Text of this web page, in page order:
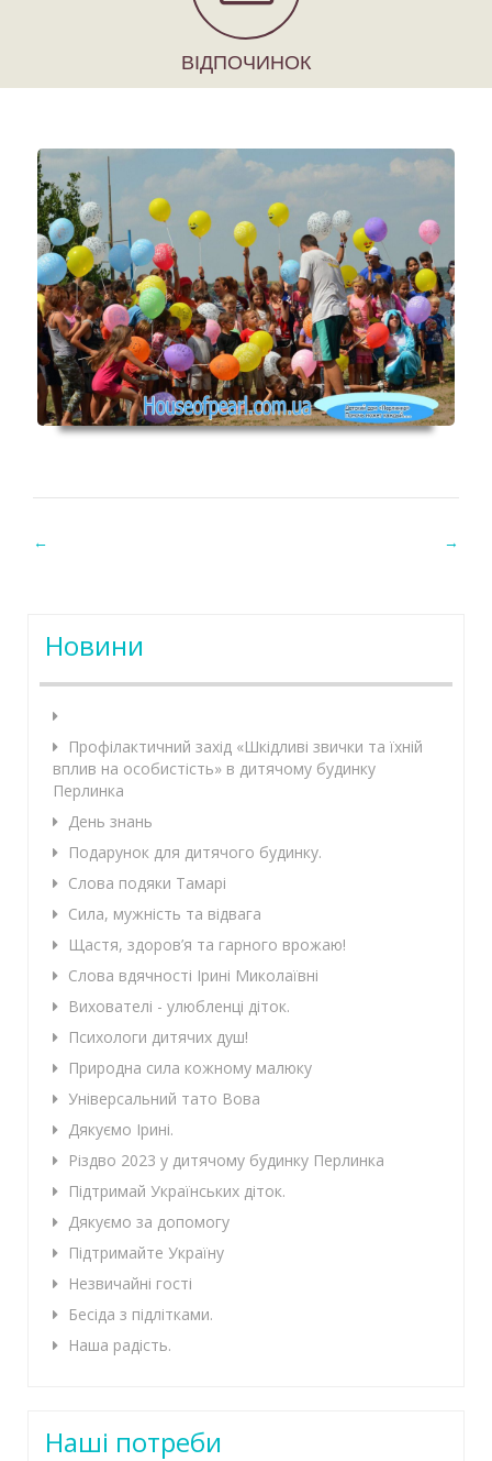
ВІДПОЧИНОК
← →
Новини
Профілактичний захід «Шкідливі звички та їхній
вплив на особистість» в дитячому будинку
Перлинка
День знань
Подарунок для дитячого будинку.
Слова подяки Тамарі
Сила, мужність та відвага
Щастя, здоров’я та гарного врожаю!
Слова вдячності Ірині Миколаївні
Вихователі - улюбленці діток.
Психологи дитячих душ!
Природна сила кожному малюку
Універсальний тато Вова
Дякуємо Ірині.
Різдво 2023 у дитячому будинку Перлинка
Підтримай Українських діток.
Дякуємо за допомогу
Підтримайте Україну
Незвичайні гості
Бесіда з підлітками.
Наша радість.
Наші потреби